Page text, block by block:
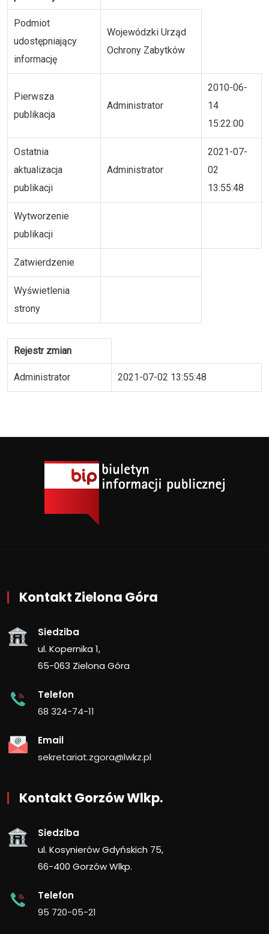
Podmiot
udostępniający
informację
Wojewódzki Urząd
Ochrony Zabytków
Pierwsza
publikacja
Administrator
2010-06-
14
15:22:00
Ostatnia
aktualizacja
publikacji
Administrator
2021-07-
02
13:55:48
Wytworzenie
publikacji
Zatwierdzenie
Wyświetlenia
strony
Rejestr zmian
Administrator 2021-07-02 13:55:48
Kontakt Zielona Góra
Siedziba
ul. Kopernika 1,
65-063 Zielona Góra
Telefon
68 324-74-11
Email
sekretariat.zgora@lwkz.pl
Kontakt Gorzów Wlkp.
Siedziba
ul. Kosynierów Gdyńskich 75,
66-400 Gorzów Wlkp.
Telefon
95 720-05-21